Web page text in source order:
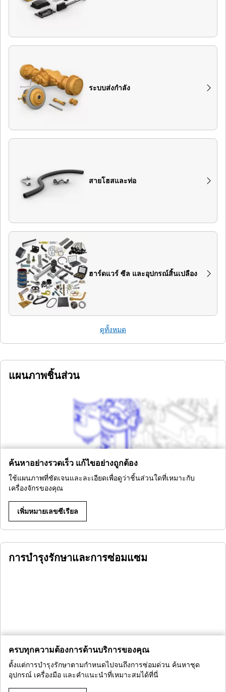
ระบบส่งกำลัง
สายโฮสและท่อ
ฮาร์ดแวร์ ซีล และอุปกรณ์สิ้นเปลือง
ดูทั้งหมด
แผนภาพชิ้นส่วน
ค้นหาอย่างรวดเร็ว แก้ไขอย่างถูกต้อง
ใช้แผนภาพที่ชัดเจนและละเอียดเพื่อดูว่าชิ้นส่วนใดที่เหมาะกับ
เครื่องจักรของคุณ
เพิ่มหมายเลขซีเรียล
การบำรุงรักษาและการซ่อมแซม
ครบทุกความต้องการด้านบริการของคุณ
ตั้งแต่การบำรุงรักษาตามกำหนดไปจนถึงการซ่อมด่วน ค้นหาชุด
อุปกรณ์ เครื่องมือ และคำแนะนำที่เหมาะสมได้ที่นี่